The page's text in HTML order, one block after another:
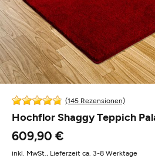
(145 Rezensionen)
Hochflor Shaggy Teppich
609,90 €
inkl. MwSt., Lieferzeit ca. 3-8 Werktage